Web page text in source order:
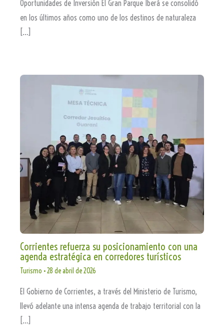
Oportunidades de Inversión El Gran Parque Iberá se consolidó
en los últimos años como uno de los destinos de naturaleza
[…]
Corrientes refuerza su posicionamiento con una
agenda estratégica en corredores turísticos
Turismo •28 de abril de 2026
El Gobierno de Corrientes, a través del Ministerio de Turismo,
llevó adelante una intensa agenda de trabajo territorial con la
[…]